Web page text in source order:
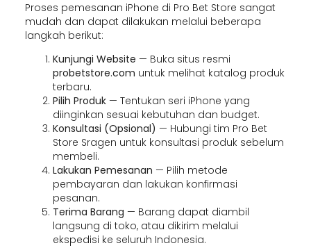
Proses pemesanan iPhone di Pro Bet Store sangat
mudah dan dapat dilakukan melalui beberapa
langkah berikut:
Kunjungi Website — Buka situs resmi
probetstore.com untuk melihat katalog produk
terbaru.
Pilih Produk— Tentukan seri iPhone yang
diinginkan sesuai kebutuhan dan budget.
Konsultasi (Opsional) — Hubungi tim Pro Bet
Store Sragen untuk konsultasi produk sebelum
membeli.
Lakukan Pemesanan — Pilih metode
pembayaran dan lakukan konfirmasi
pesanan.
Terima Barang — Barang dapat diambil
langsung di toko, atau dikirim melalui
ekspedisi ke seluruh Indonesia.